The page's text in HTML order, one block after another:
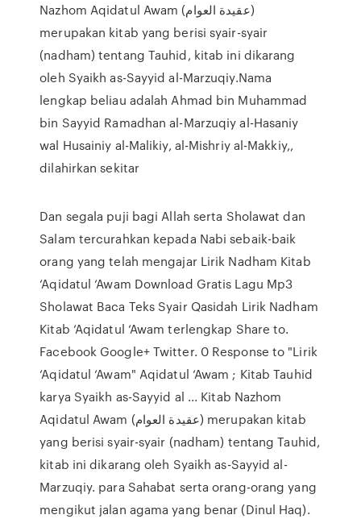
Nazhom Aqidatul Awam (عقيدة العوام)
merupakan kitab yang berisi syair-syair
(nadham) tentang Tauhid, kitab ini dikarang
oleh Syaikh as-Sayyid al-Marzuqiy.Nama
lengkap beliau adalah Ahmad bin Muhammad
bin Sayyid Ramadhan al-Marzuqiy al-Hasaniy
wal Husainiy al-Malikiy, al-Mishriy al-Makkiy,,
dilahirkan sekitar
Dan segala puji bagi Allah serta Sholawat dan
Salam tercurahkan kepada Nabi sebaik-baik
orang yang telah mengajar Lirik Nadham Kitab
‘Aqidatul ‘Awam Download Gratis Lagu Mp3
Sholawat Baca Teks Syair Qasidah Lirik Nadham
Kitab ‘Aqidatul ‘Awam terlengkap Share to.
Facebook Google+ Twitter. 0 Response to "Lirik
‘Aqidatul ‘Awam" Aqidatul ‘Awam ; Kitab Tauhid
karya Syaikh as-Sayyid al ... Kitab Nazhom
Aqidatul Awam (عقيدة العوام) merupakan kitab
yang berisi syair-syair (nadham) tentang Tauhid,
kitab ini dikarang oleh Syaikh as-Sayyid al-
Marzuqiy. para Sahabat serta orang-orang yang
mengikut jalan agama yang benar (Dinul Haq).